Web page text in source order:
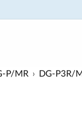
P/MR DG-P3R/